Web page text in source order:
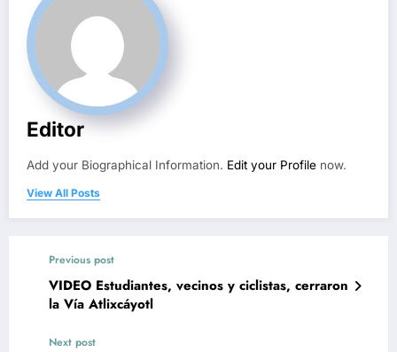
Editor
Add your Biographical Information. Edit your Profile now.
View All Posts
Previous post
VIDEO Estudiantes, vecinos y ciclistas, cerraron
la Vía Atlixcáyotl
Next post